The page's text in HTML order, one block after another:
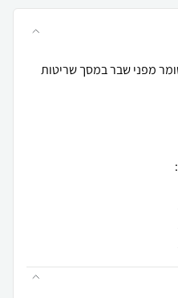
מפני שבר במסך שריטות